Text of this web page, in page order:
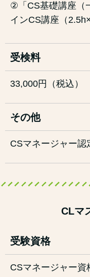
②「CS基礎講座（
インCS講座（
受検料
33,000円（税込）
その他
CSマネージャー認
CLマ
受験資格
CSマネージャー資